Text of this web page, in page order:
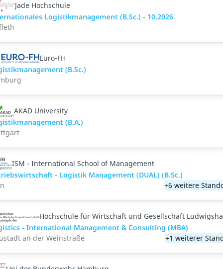
Jade Hochschule
Logistikmanagement (B.Sc.) - 10.2026
Euro-FH
(B.Sc.)
AKAD University
(B.A.)
ISM - International School of Management
- Logistik Management (DUAL) (B.Sc.)
+6 weitere
Hochschule für Wirtschaft und Gesellschaft
- International Management & Consulting (MBA)
an der Weinstraße
+1 weiterer